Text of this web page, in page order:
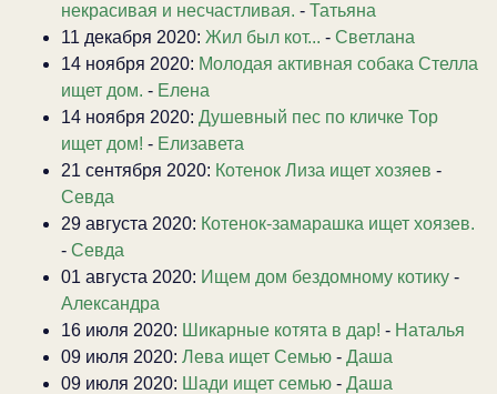
некрасивая и несчастливая. - Татьяна
11 декабря 2020: Жил был кот... - Светлана
14 ноября 2020: Молодая активная собака Стелла
ищет дом. - Елена
14 ноября 2020: Душевный пес по кличке Тор
ищет дом! - Елизавета
21 сентября 2020: Котенок Лиза ищет хозяев -
Севда
29 августа 2020: Котенок-замарашка ищет хоязев.
- Севда
01 августа 2020: Ищем дом бездомному котику -
Александра
16 июля 2020: Шикарные котята в дар! - Наталья
09 июля 2020: Лева ищет Семью - Даша
09 июля 2020: Шади ищет семью - Даша